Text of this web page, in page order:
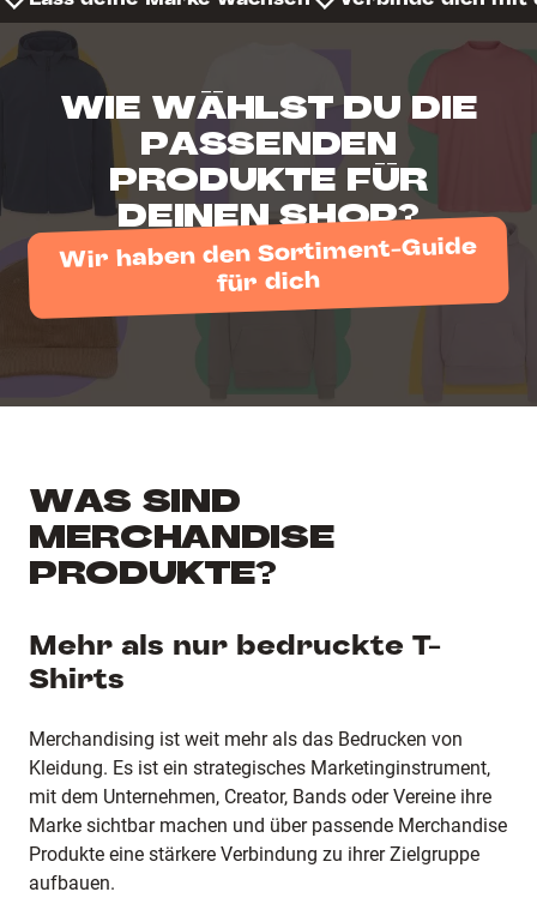
WIE WÄHLST DU DIE
PASSENDEN
PRODUKTE FÜR
DEINEN SHOP?
Wir haben den Sortiment-Guide
für dich
WAS SIND
MERCHANDISE
PRODUKTE?
Mehr als nur bedruckte T-
Shirts
Merchandising ist weit mehr als das Bedrucken von
Kleidung. Es ist ein strategisches Marketinginstrument,
mit dem Unternehmen, Creator, Bands oder Vereine ihre
Marke sichtbar machen und über passende Merchandise
Produkte eine stärkere Verbindung zu ihrer Zielgruppe
aufbauen.